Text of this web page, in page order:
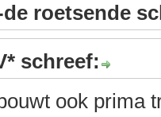
roetsende
schreef:
ook prima